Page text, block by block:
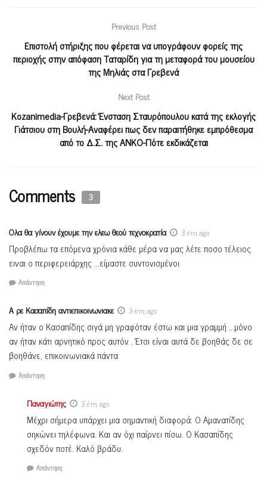
Previous Post
Επιστολή στήριξης που φέρεται να υπογράφουν φορείς της
περιοχής στην απόφαση Ταταρίδη για τη μεταφορά του μουσείου
της Μηλιάς στα Γρεβενά
Next Post
Kozanimedia-Γρεβενά: Ένσταση Σταυρόπουλου κατά της εκλογής
Γιάτσιου στη Βουλή-Αναφέρει πως δεν παραιτήθηκε εμπρόθεσμα
από το Δ.Σ. της ΑΝΚΟ-Πότε εκδικάζεται
Comments 3
Ολα θα γίνουν έχουμε την ελεω θεού τεχνοκρατία 3 έτη ago
Προβλέπω τα επόμενα χρόνια κάθε μέρα να μας λέτε ποσο τέλειος
ειναι ο περιφερειάρχης …είμαστε συντονισμένοι
Απάντηση
Α ρε Κασαπίδη αντιεπικοινωνιακε 3 έτη ago
Αν ήταν ο Κασαπίδης σιγά μη γραφόταν έστω και μια γραμμή …μόνο
αν ήταν κάτι αρνητικό προς αυτόν . Έτσι είναι αυτά δε βοηθάς δε σε
βοηθάνε, επικοινωνιακά πάντα
Απάντηση
Παναγιώτης 3 έτη ago
Μέχρι σήμερα υπάρχει μια σημαντική διαφορά: Ο Αμανατίδης
σηκώνει τηλέφωνα. Και αν όχι παίρνει πίσω. Ο Κασαπίδης
σχεδόν ποτέ. Καλό βράδυ.
Απάντηση